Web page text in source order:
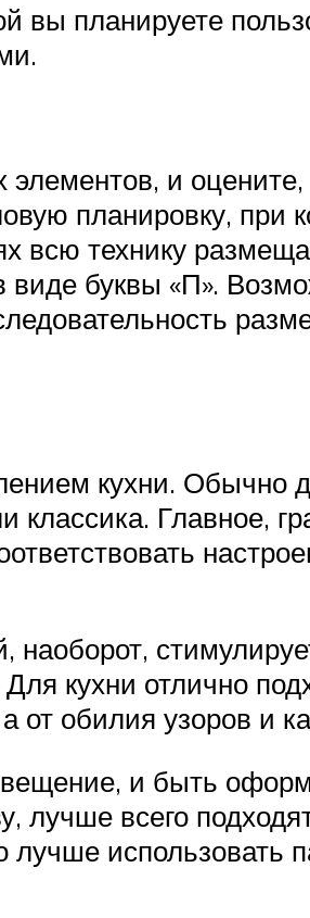
вы планируете
и
планировку, при
всю технику
буквы «П».
кухни. Обычно
Главное,
кухни отлично
обилия узоров и
и быть
лучше всего
использовать